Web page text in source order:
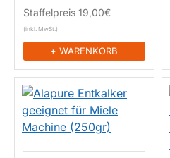
Staffelpreis 19,00€
+ WARENKORB